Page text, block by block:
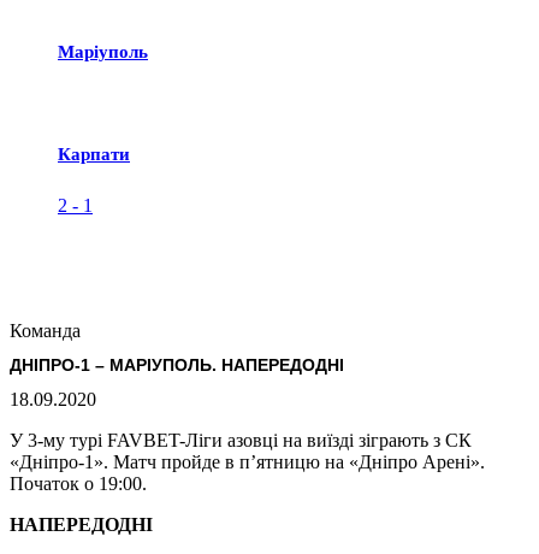
Маріуполь
Карпати
2 - 1
Команда
ДНІПРО-1 – МАРІУПОЛЬ. НАПЕРЕДОДНІ
18.09.2020
У 3-му турі FAVBET-Ліги азовці на виїзді зіграють з СК
«Дніпро-1». Матч пройде в п’ятницю на «Дніпро Арені».
Початок о 19:00.
НАПЕРЕДОДНІ